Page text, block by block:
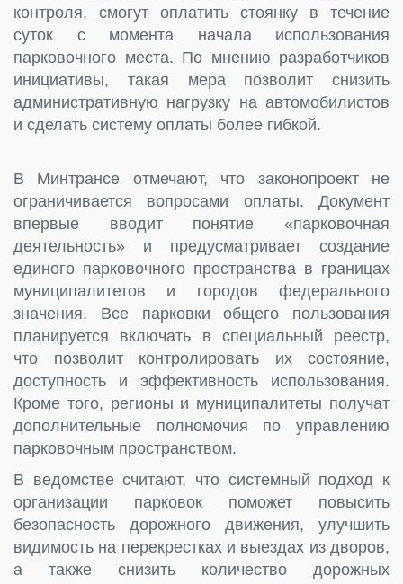
контроля, смогут оплатить стоянку в течение
суток с момента начала использования
парковочного места. По мнению разработчиков
инициативы, такая мера позволит снизить
административную нагрузку на автомобилистов
и сделать систему оплаты более гибкой.
В Минтрансе отмечают, что законопроект не
ограничивается вопросами оплаты. Документ
впервые вводит понятие «парковочная
деятельность» и предусматривает создание
единого парковочного пространства в границах
муниципалитетов и городов федерального
значения. Все парковки общего пользования
планируется включать в специальный реестр,
что позволит контролировать их состояние,
доступность и эффективность использования.
Кроме того, регионы и муниципалитеты получат
дополнительные полномочия по управлению
парковочным пространством.
В ведомстве считают, что системный подход к
организации парковок поможет повысить
безопасность дорожного движения, улучшить
видимость на перекрестках и выездах из дворов,
а также снизить количество дорожных